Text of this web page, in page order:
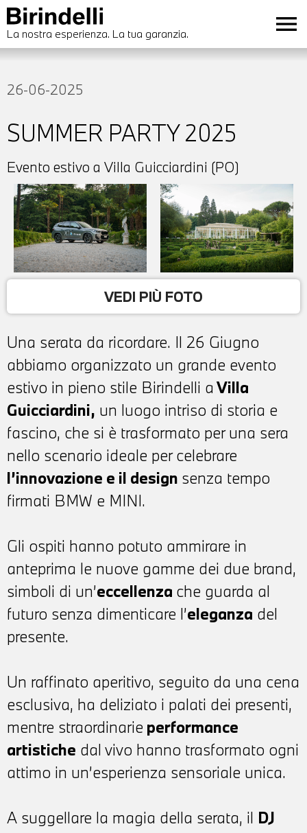
La nostra esperienza. La tua garanzia. menu
26-06-2025
SUMMER PARTY 2025
Evento estivo a Villa Guicciardini (PO)
VEDI PIÙ FOTO
Una serata da ricordare. Il 26 Giugno
abbiamo organizzato un grande evento
estivo in pieno stile Birindelli a Villa
Guicciardini, un luogo intriso di storia e
fascino, che si è trasformato per una sera
nello scenario ideale per celebrare
l’innovazione e il design senza tempo
firmati BMW e MINI.
Gli ospiti hanno potuto ammirare in
anteprima le nuove gamme dei due brand,
simboli di un’eccellenza che guarda al
futuro senza dimenticare l’eleganza del
presente.
Un raffinato aperitivo, seguito da una cena
esclusiva, ha deliziato i palati dei presenti,
mentre straordinarie performance
artistiche dal vivo hanno trasformato ogni
attimo in un’esperienza sensoriale unica.
A suggellare la magia della serata, il DJ